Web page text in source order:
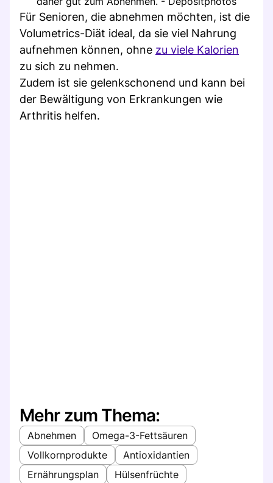
Für Senioren, die abnehmen möchten, ist die
Volumetrics-Diät ideal, da sie viel Nahrung
aufnehmen können, ohne zu viele Kalorien
zu sich zu nehmen.
Zudem ist sie gelenkschonend und kann bei
der Bewältigung von Erkrankungen wie
Arthritis helfen.
Mehr zum Thema:
Abnehmen
Omega-3-Fettsäuren
Vollkornprodukte
Antioxidantien
Ernährungsplan
Hülsenfrüchte